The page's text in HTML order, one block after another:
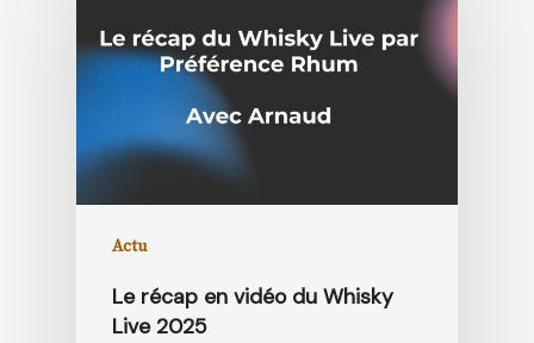
Actu
Le récap en vidéo du Whisky
Live 2025